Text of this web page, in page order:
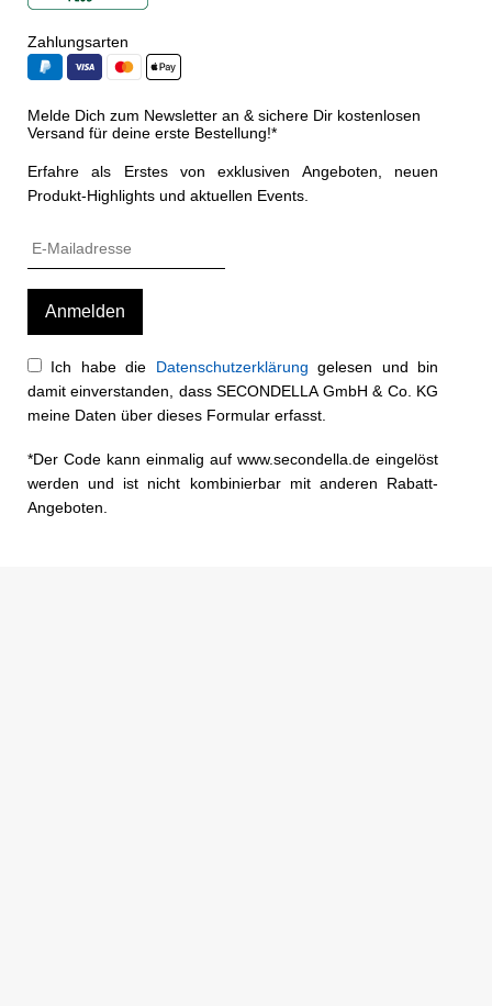
Zahlungsarten
Melde Dich zum Newsletter an & sichere Dir kostenlosen
Versand für deine erste Bestellung!*
Erfahre als Erstes von exklusiven Angeboten, neuen
Produkt-Highlights und aktuellen Events.
Ich habe die Datenschutzerklärung gelesen und bin
damit einverstanden, dass SECONDELLA GmbH & Co. KG
meine Daten über dieses Formular erfasst.
*Der Code kann einmalig auf www.secondella.de eingelöst
werden und ist nicht kombinierbar mit anderen Rabatt-
Angeboten.